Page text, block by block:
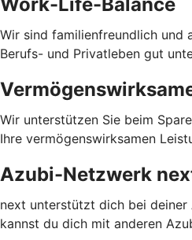
Wir sind familienfreundlich und
Berufs- und Privatleben gut
Wir unterstützen Sie beim
Ihre vermögenswirksamen
Azubi-Netzwerk
next unterstützt dich bei deiner
kannst du dich mit anderen